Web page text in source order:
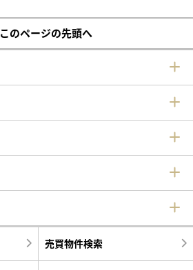
このページの先頭へ
売買物件検索